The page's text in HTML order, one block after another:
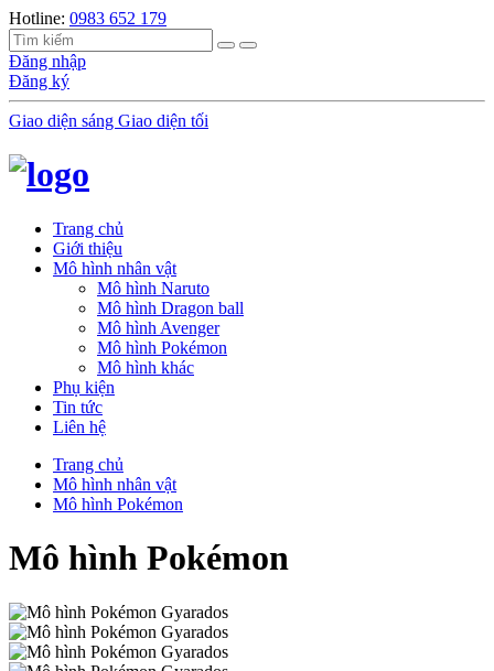
Hotline: 0983 652 179
Đăng nhập
Đăng ký
Giao diện sáng Giao diện tối
Trang chủ
Giới thiệu
Mô hình nhân vật
Mô hình Naruto
Mô hình Dragon ball
Mô hình Avenger
Mô hình Pokémon
Mô hình khác
Phụ kiện
Tin tức
Liên hệ
Trang chủ
Mô hình nhân vật
Mô hình Pokémon
Mô hình Pokémon